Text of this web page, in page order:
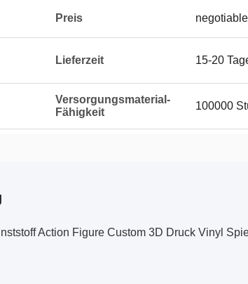
Preis negotiable
Lieferzeit 15-20
Versorgungsmaterial-
Fähigkeit
100000
Action Figure Custom 3D Druck Vinyl